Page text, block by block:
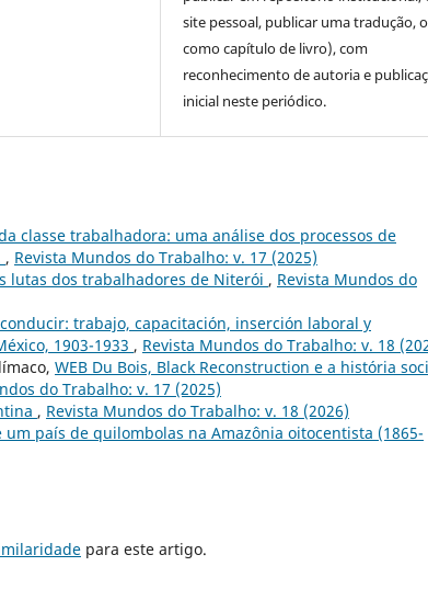
site pessoal, publicar uma tradução,
como capítulo de livro), com
reconhecimento de autoria e
inicial neste periódico.
classe trabalhadora: uma análise dos processos de
, Revista Mundos do Trabalho: v. 17 (2025)
lutas dos trabalhadores de Niterói , Revista Mundos do
trabajo, capacitación, inserción laboral y
1903-1933 , Revista Mundos do Trabalho: v. 18
WEB Du Bois, Black Reconstruction e a história
do Trabalho: v. 17 (2025)
, Revista Mundos do Trabalho: v. 18 (2026)
país de quilombolas na Amazônia oitocentista (1865-
para este artigo.